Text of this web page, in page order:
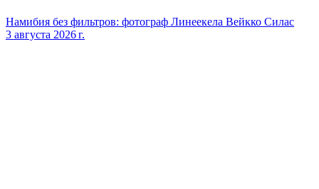
Намибия без фильтров: фотограф Линеекела Вейкко Силас
3 августа 2026 г.